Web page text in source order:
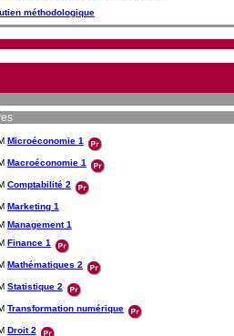
méthodologique
Microéconomie 1
Macroéconomie 1
Comptabilité 2
Marketing 1
Management 1
Finance 1
Mathématiques 2
Statistique 2
Transformation numérique
Droit 2